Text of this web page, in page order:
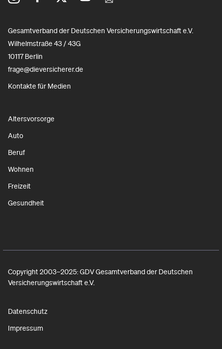
Gesamtverband der Deutschen Versicherungswirtschaft e.V.
Wilhelmstraße 43 / 43G
10117 Berlin
frage@dieversicherer.de
Kontakte für Medien
Altersvorsorge
Auto
Beruf
Wohnen
Freizeit
Gesundheit
Copyright 2003–2025: GDV Gesamtverband der Deutschen
Versicherungswirtschaft e.V.
Datenschutz
Impressum